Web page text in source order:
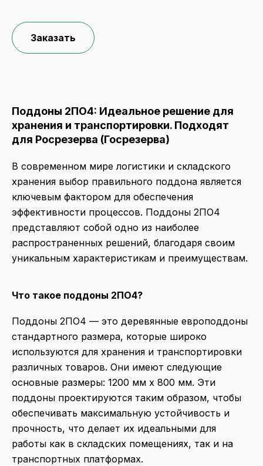
Заказать
Поддоны 2ПО4: Идеальное решение для
хранения и транспортировки. Подходят
для Росрезерва (Госрезерва)
В современном мире логистики и складского
хранения выбор правильного поддона является
ключевым фактором для обеспечения
эффективности процессов. Поддоны 2ПО4
представляют собой одно из наиболее
распространенных решений, благодаря своим
уникальным характеристикам и преимуществам.
Что такое поддоны 2ПО4?
Поддоны 2ПО4 — это деревянные европоддоны
стандартного размера, которые широко
используются для хранения и транспортировки
различных товаров. Они имеют следующие
основные размеры: 1200 мм x 800 мм. Эти
поддоны проектируются таким образом, чтобы
обеспечивать максимальную устойчивость и
прочность, что делает их идеальными для
работы как в складских помещениях, так и на
транспортных платформах.